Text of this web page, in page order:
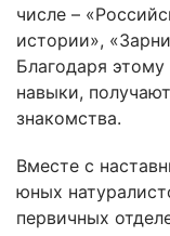
числе –
истории»,
Благодаря
навыки,
знакомства.
Вместе с
юных
первичных